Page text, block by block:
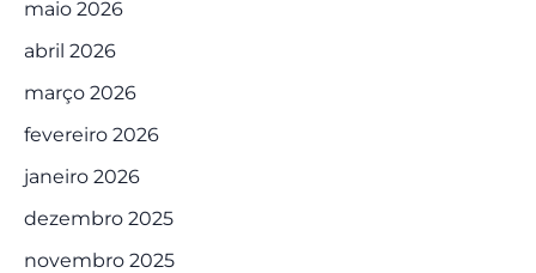
maio 2026
abril 2026
março 2026
fevereiro 2026
janeiro 2026
dezembro 2025
novembro 2025